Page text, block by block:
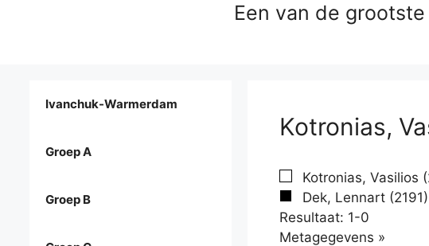
Een van de
Kotronias,
Kotronias, Vasilios
Dek, Lennart (2191)
Resultaat: 1-0
Metagegevens »
Ivanchuk-Warmerdam
Groep A
Groep B